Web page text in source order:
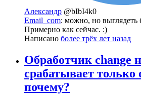
Александр @bIbI4k0
Email_com: можно, но выглядеть
Примерно как сейчас. :)
Написано более трёх лет назад
Обработчик change
срабатывает только
почему?